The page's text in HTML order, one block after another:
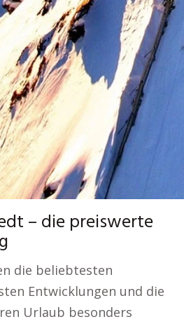
– die preiswerte
die beliebtesten
Entwicklungen und die
Urlaub besonders